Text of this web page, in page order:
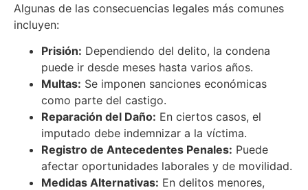
Algunas de las consecuencias legales más comunes
incluyen:
Prisión: Dependiendo del delito, la condena
puede ir desde meses hasta varios años.
Multas: Se imponen sanciones económicas
como parte del castigo.
Reparación del Daño: En ciertos casos, el
imputado debe indemnizar a la víctima.
Registro de Antecedentes Penales: Puede
afectar oportunidades laborales y de movilidad.
Medidas Alternativas: En delitos menores,